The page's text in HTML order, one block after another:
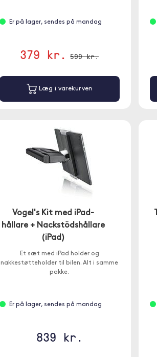
Er på lager, sendes på mandag
379 kr. 599 kr.
Læg i varekurven
Vogel's Kit med iPad-
hållare + Nackstödshållare
(iPad)
Et sæt med iPad holder og
nakkestøtteholder til bilen. Alt i samme
pakke.
Er på lager, sendes på mandag
839 kr.